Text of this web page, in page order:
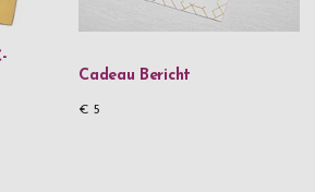
Cadeau Bericht
€ 5